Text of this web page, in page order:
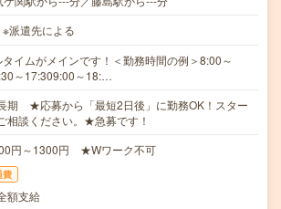
派遣先による
イムがメインです！＜勤務時間の例＞8:00～
～17:309:00～18:…
期 ★応募から「最短2日後」に勤務OK！スター
相談ください。★急募です！
円～1300円 ★Wワーク不可
費
額支給